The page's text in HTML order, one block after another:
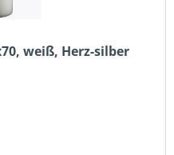
weiß, Herz-silber